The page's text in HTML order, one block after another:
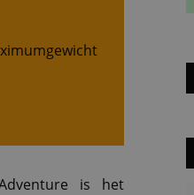
is het